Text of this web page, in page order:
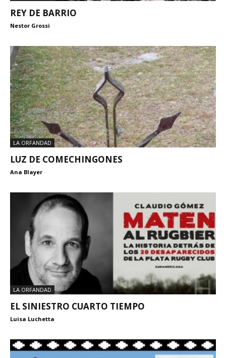
REY DE BARRIO
Nestor Grossi
LA ORFANDAD
LUZ DE COMECHINGONES
Ana Blayer
LA ORFANDAD
EL SINIESTRO CUARTO TIEMPO
Luisa Luchetta